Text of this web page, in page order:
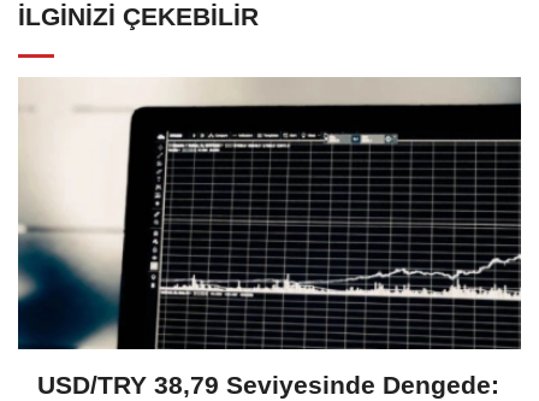
İLGINIZI ÇEKEBILIR
USD/TRY 38,79 Seviyesinde Dengede: